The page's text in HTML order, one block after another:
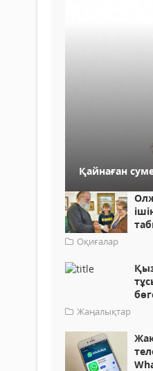
Қайнаған
Оқиғалар
Жаңалықтар